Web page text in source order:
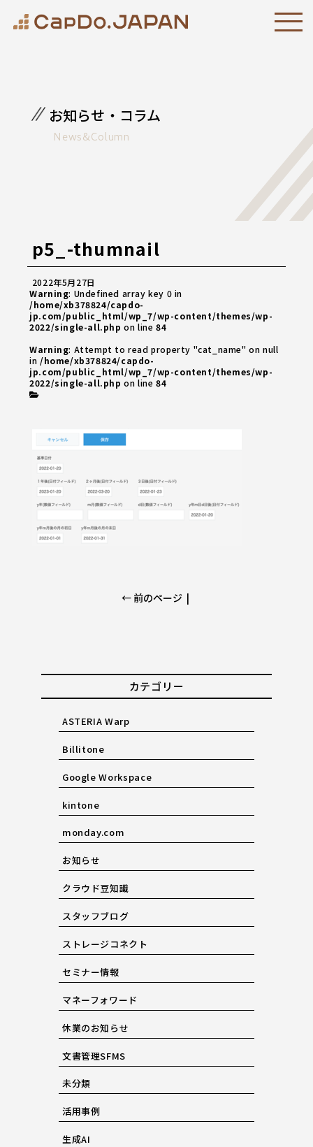
お知らせ・コラム
News&Column
p5_-thumnail
2022年5月27日
Warning: Undefined array key 0 in
/home/xb378824/capdo-
jp.com/public_html/wp_7/wp-content/themes/wp-
2022/single-all.php on line84
Warning: Attempt to read property "cat_name" on null
in/home/xb378824/capdo-
jp.com/public_html/wp_7/wp-content/themes/wp-
2022/single-all.php on line84
← 前のページ |
カテゴリー
ASTERIA Warp
Billitone
Google Workspace
kintone
monday.com
お知らせ
クラウド豆知識
スタッフブログ
ストレージコネクト
セミナー情報
マネーフォワード
休業のお知らせ
文書管理SFMS
未分類
活用事例
生成AI